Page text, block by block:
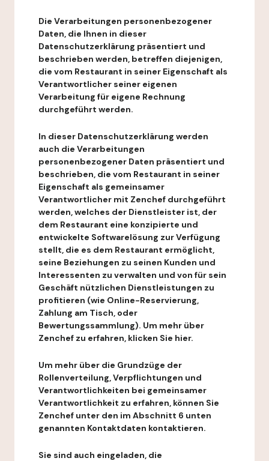
Die Verarbeitungen personenbezogener
Daten, die Ihnen in dieser
Datenschutzerklärung präsentiert und
beschrieben werden, betreffen diejenigen,
die vom Restaurant in seiner Eigenschaft als
Verantwortlicher seiner eigenen
Verarbeitung für eigene Rechnung
durchgeführt werden.
In dieser Datenschutzerklärung werden
auch die Verarbeitungen
personenbezogener Daten präsentiert und
beschrieben, die vom Restaurant in seiner
Eigenschaft als gemeinsamer
Verantwortlicher mit Zenchef durchgeführt
werden, welches der Dienstleister ist, der
dem Restaurant eine konzipierte und
entwickelte Softwarelösung zur Verfügung
stellt, die es dem Restaurant ermöglicht,
seine Beziehungen zu seinen Kunden und
Interessenten zu verwalten und von für sein
Geschäft nützlichen Dienstleistungen zu
profitieren (wie Online-Reservierung,
Zahlung am Tisch, oder
Bewertungssammlung). Um mehr über
Zenchef zu erfahren, klicken Sie hier.
Um mehr über die Grundzüge der
Rollenverteilung, Verpflichtungen und
Verantwortlichkeiten bei gemeinsamer
Verantwortlichkeit zu erfahren, können Sie
Zenchef unter den im Abschnitt 6 unten
genannten Kontaktdaten kontaktieren.
Sie sind auch eingeladen, die